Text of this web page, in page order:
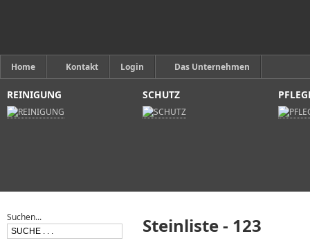
Home Kontakt Login Das Unternehmen
REINIGUNG SCHUTZ
Steinliste - 123
Suchen...